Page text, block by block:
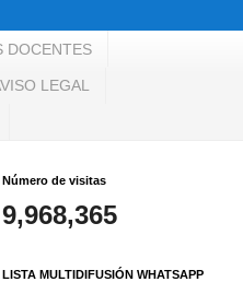
DOCENTES
LEGAL
Número de visitas
9,968,365
LISTA MULTIDIFUSIÓN WHATSAPP